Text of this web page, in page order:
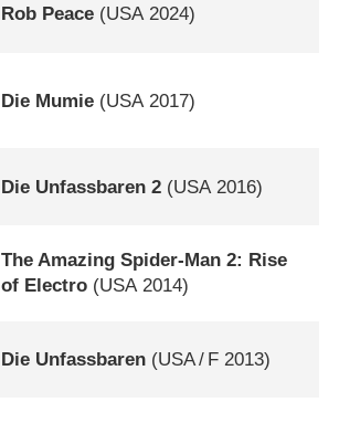
Rob Peace (USA2024)
Die Mumie (USA 2017)
Die Unfassbaren 2 (USA 2016)
The Amazing Spider-Man 2: Rise
of Electro (USA2014)
Die Unfassbaren (USA/ F 2013)